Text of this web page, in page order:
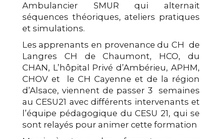
Ambulancier SMUR qui alternait
séquences théoriques, ateliers pratiques
et simulations.
Les apprenants en provenance du CH de
Langres CH de Chaumont, HCO, du
CHAN, L’hôpital Privé d’Ambérieu, APHM,
CHOV et le CH Cayenne et de la région
d’Alsace, viennent de passer 3 semaines
au CESU21 avec différents intervenants et
l’équipe pédagogique du CESU 21, qui se
sont relayés pour animer cette formation